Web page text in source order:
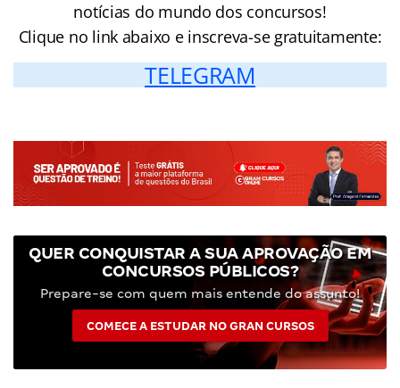
notícias do mundo dos concursos!
Clique no link abaixo e inscreva-se gratuitamente:
TELEGRAM
QUER CONQUISTAR A SUA APROVAÇÃO EM
CONCURSOS PÚBLICOS?
Prepare-se com quem mais entende do assunto!
COMECE A ESTUDAR NO GRAN CURSOS